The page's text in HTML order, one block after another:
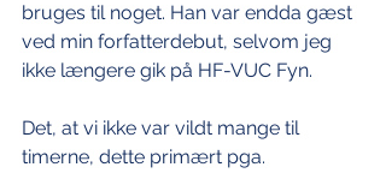
bruges til noget. Han var endda gæst
ved min forfatterdebut, selvom jeg
ikke længere gik på HF-VUC Fyn.
Det, at vi ikke var vildt mange til
timerne, dette primært pga.